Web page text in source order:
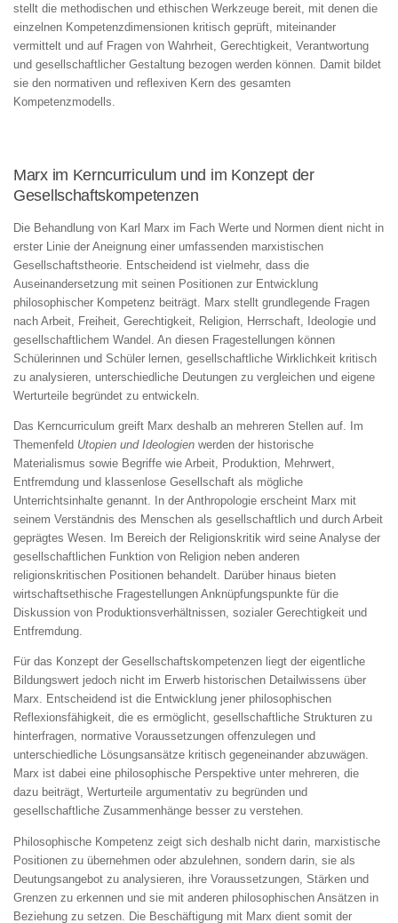
stellt die methodischen und ethischen Werkzeuge bereit, mit denen die
einzelnen Kompetenzdimensionen kritisch geprüft, miteinander
vermittelt und auf Fragen von Wahrheit, Gerechtigkeit, Verantwortung
und gesellschaftlicher Gestaltung bezogen werden können. Damit bildet
sie den normativen und reflexiven Kern des gesamten
Kompetenzmodells.
Marx im Kerncurriculum und im Konzept der
Gesellschaftskompetenzen
Die Behandlung von Karl Marx im Fach Werte und Normen dient nicht in
erster Linie der Aneignung einer umfassenden marxistischen
Gesellschaftstheorie. Entscheidend ist vielmehr, dass die
Auseinandersetzung mit seinen Positionen zur Entwicklung
philosophischer Kompetenz beiträgt. Marx stellt grundlegende Fragen
nach Arbeit, Freiheit, Gerechtigkeit, Religion, Herrschaft, Ideologie und
gesellschaftlichem Wandel. An diesen Fragestellungen können
Schülerinnen und Schüler lernen, gesellschaftliche Wirklichkeit kritisch
zu analysieren, unterschiedliche Deutungen zu vergleichen und eigene
Werturteile begründet zu entwickeln.
Das Kerncurriculum greift Marx deshalb an mehreren Stellen auf. Im
Themenfeld Utopien und Ideologien werden der historische
Materialismus sowie Begriffe wie Arbeit, Produktion, Mehrwert,
Entfremdung und klassenlose Gesellschaft als mögliche
Unterrichtsinhalte genannt. In der Anthropologie erscheint Marx mit
seinem Verständnis des Menschen als gesellschaftlich und durch Arbeit
geprägtes Wesen. Im Bereich der Religionskritik wird seine Analyse der
gesellschaftlichen Funktion von Religion neben anderen
religionskritischen Positionen behandelt. Darüber hinaus bieten
wirtschaftsethische Fragestellungen Anknüpfungspunkte für die
Diskussion von Produktionsverhältnissen, sozialer Gerechtigkeit und
Entfremdung.
Für das Konzept der Gesellschaftskompetenzen liegt der eigentliche
Bildungswert jedoch nicht im Erwerb historischen Detailwissens über
Marx. Entscheidend ist die Entwicklung jener philosophischen
Reflexionsfähigkeit, die es ermöglicht, gesellschaftliche Strukturen zu
hinterfragen, normative Voraussetzungen offenzulegen und
unterschiedliche Lösungsansätze kritisch gegeneinander abzuwägen.
Marx ist dabei eine philosophische Perspektive unter mehreren, die
dazu beiträgt, Werturteile argumentativ zu begründen und
gesellschaftliche Zusammenhänge besser zu verstehen.
Philosophische Kompetenz zeigt sich deshalb nicht darin, marxistische
Positionen zu übernehmen oder abzulehnen, sondern darin, sie als
Deutungsangebot zu analysieren, ihre Voraussetzungen, Stärken und
Grenzen zu erkennen und sie mit anderen philosophischen Ansätzen in
Beziehung zu setzen. Die Beschäftigung mit Marx dient somit der